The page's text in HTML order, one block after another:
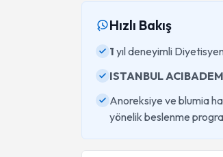
Hızlı Bakış
1 yıl deneyimli
ISTANBUL
Anoreksiye ve blumia
yönelik beslenme